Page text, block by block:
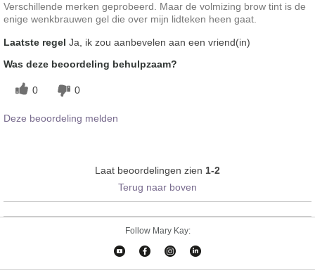
Verschillende merken geprobeerd. Maar de volmizing brow tint is de
enige wenkbrauwen gel die over mijn lidteken heen gaat.
Laatste regel Ja, ik zou aanbevelen aan een vriend(in)
Was deze beoordeling behulpzaam?
0 0
Deze beoordeling melden
Laat beoordelingen zien 1-2
Terug naar boven
Follow Mary Kay: